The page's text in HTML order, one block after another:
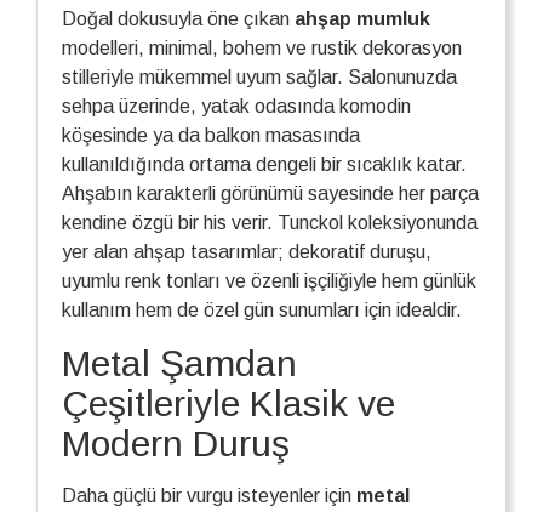
Doğal dokusuyla öne çıkan ahşap mumluk
modelleri, minimal, bohem ve rustik dekorasyon
stilleriyle mükemmel uyum sağlar. Salonunuzda
sehpa üzerinde, yatak odasında komodin
köşesinde ya da balkon masasında
kullanıldığında ortama dengeli bir sıcaklık katar.
Ahşabın karakterli görünümü sayesinde her parça
kendine özgü bir his verir. Tunckol koleksiyonunda
yer alan ahşap tasarımlar; dekoratif duruşu,
uyumlu renk tonları ve özenli işçiliğiyle hem günlük
kullanım hem de özel gün sunumları için idealdir.
Metal Şamdan
Çeşitleriyle Klasik ve
Modern Duruş
Daha güçlü bir vurgu isteyenler için metal